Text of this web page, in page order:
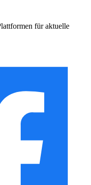
für aktuelle